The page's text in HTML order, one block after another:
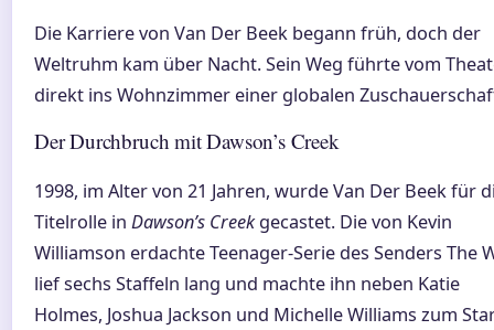
Die Karriere von Van Der Beek begann früh, doch der
Weltruhm kam über Nacht. Sein Weg führte vom
direkt ins Wohnzimmer einer globalen
Der Durchbruch mit Dawson’s Creek
1998, im Alter von 21 Jahren, wurde Van Der Beek für
Titelrolle in Dawson’s Creekgecastet. Die von Kevin
Williamson erdachte Teenager-Serie des Senders The
lief sechs Staffeln lang und machte ihn neben Katie
Holmes, Joshua Jackson und Michelle Williams zum